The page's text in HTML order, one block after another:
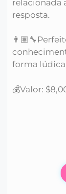
relacionada
resposta.
forma
💰Valor: